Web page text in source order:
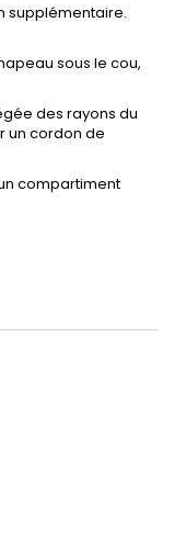
supplémentaire.
sous le cou,
des rayons du
un cordon de
compartiment